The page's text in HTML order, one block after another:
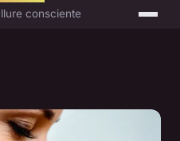
consciente